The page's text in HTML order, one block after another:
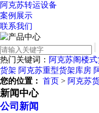
阿克苏转运设备
案例展示
联系我们
热门关键词： 阿克苏阁楼式
货架 阿克苏重型货架库房
您的位置： 首页 > 阿克苏
新闻中心
公司新闻